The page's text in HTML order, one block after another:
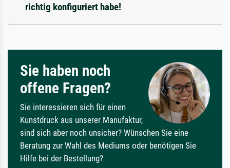
richtig konfiguriert habe!
Sie haben noch
offene Fragen?
Sie interessieren sich für einen
Kunstdruck aus unserer Manufaktur,
sind sich aber noch unsicher? Wünschen Sie eine
Beratung zur Wahl des Mediums oder benötigen Sie
Hilfe bei der Bestellung?